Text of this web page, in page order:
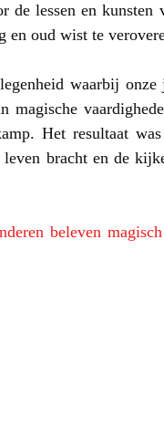
de lessen en
en oud wist te
waarbij
magische
Het resultaat
bracht en de
beleven